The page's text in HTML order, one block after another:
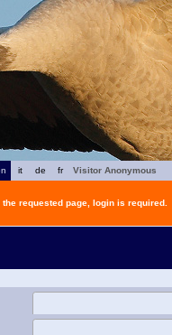
fr
de
it
Visitor Anonymous
the requested page, login is required.